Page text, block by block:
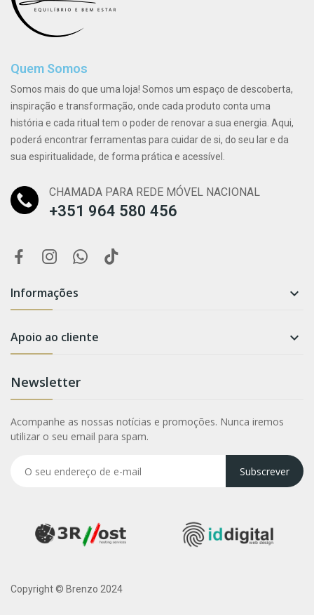
Quem Somos
Somos mais do que uma loja! Somos um espaço de descoberta,
inspiração e transformação, onde cada produto conta uma
história e cada ritual tem o poder de renovar a sua energia. Aqui,
poderá encontrar ferramentas para cuidar de si, do seu lar e da
sua espiritualidade, de forma prática e acessível.
CHAMADA PARA REDE MÓVEL NACIONAL
+351 964 580 456
Informações 
Apoio ao cliente 
Newsletter
Acompanhe as nossas notícias e promoções. Nunca iremos
utilizar o seu email para spam.
Subscrever
Copyright © Brenzo 2024